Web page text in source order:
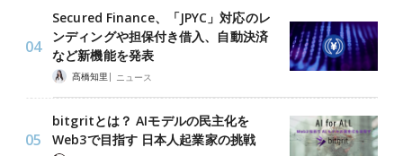
Secured Finance、「JPYC」対応のレ
ンディングや担保付き借入、自動決済
など新機能を発表
髙橋知里 | ニュース
bitgritとは？ AIモデルの民主化を
Web3で目指す 日本人起業家の挑戦